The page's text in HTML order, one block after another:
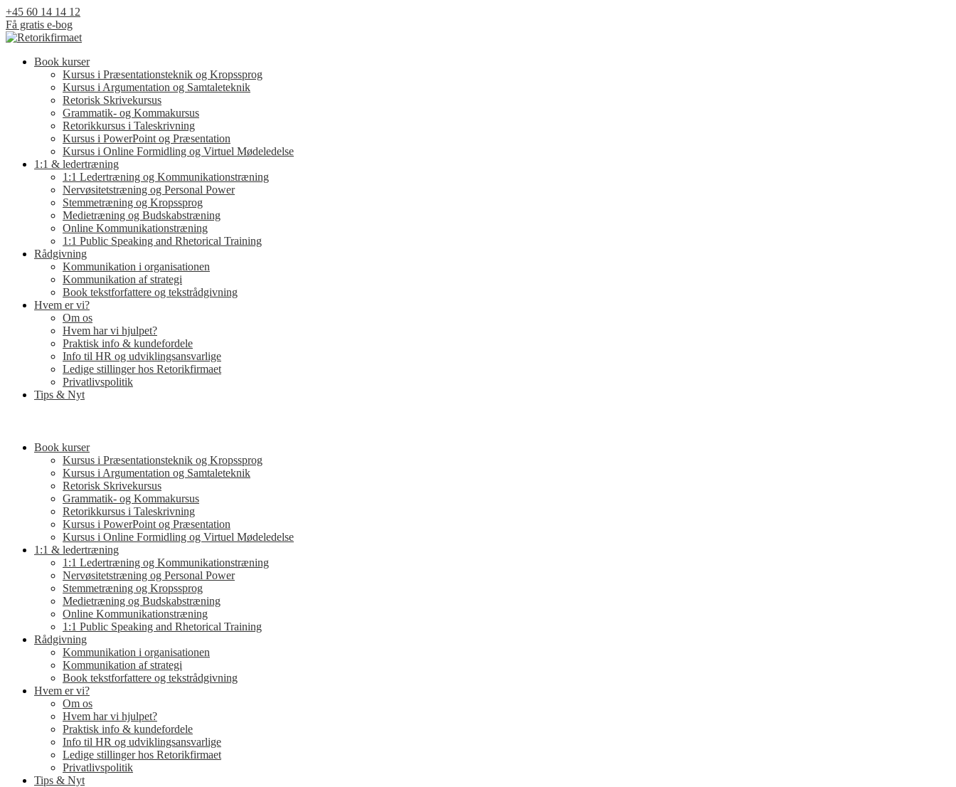
Skip
to
content
+45 60 14 14 12
Få gratis e-bog
Book kurser
Kursus i Præsentationsteknik og Kropssprog
Kursus i Argumentation og Samtaleteknik
Retorisk Skrivekursus
Grammatik- og Kommakursus
Retorikkursus i Taleskrivning
Kursus i PowerPoint og Præsentation
Kursus i Online Formidling og Virtuel Mødeledelse
1:1 & ledertræning
1:1 Ledertræning og Kommunikationstræning
Nervøsitetstræning og Personal Power
Stemmetræning og Kropssprog
Medietræning og Budskabstræning
Online Kommunikationstræning
1:1 Public Speaking and Rhetorical Training
Rådgivning
Kommunikation i organisationen
Kommunikation af strategi
Book tekstforfattere og tekstrådgivning
Hvem er vi?
Om os
Hvem har vi hjulpet?
Praktisk info & kundefordele
Info til HR og udviklingsansvarlige
Ledige stillinger hos Retorikfirmaet
Privatlivspolitik
Tips & Nyt
Book kurser
Kursus i Præsentationsteknik og Kropssprog
Kursus i Argumentation og Samtaleteknik
Retorisk Skrivekursus
Grammatik- og Kommakursus
Retorikkursus i Taleskrivning
Kursus i PowerPoint og Præsentation
Kursus i Online Formidling og Virtuel Mødeledelse
1:1 & ledertræning
1:1 Ledertræning og Kommunikationstræning
Nervøsitetstræning og Personal Power
Stemmetræning og Kropssprog
Medietræning og Budskabstræning
Online Kommunikationstræning
1:1 Public Speaking and Rhetorical Training
Rådgivning
Kommunikation i organisationen
Kommunikation af strategi
Book tekstforfattere og tekstrådgivning
Hvem er vi?
Om os
Hvem har vi hjulpet?
Praktisk info & kundefordele
Info til HR og udviklingsansvarlige
Ledige stillinger hos Retorikfirmaet
Privatlivspolitik
Tips & Nyt